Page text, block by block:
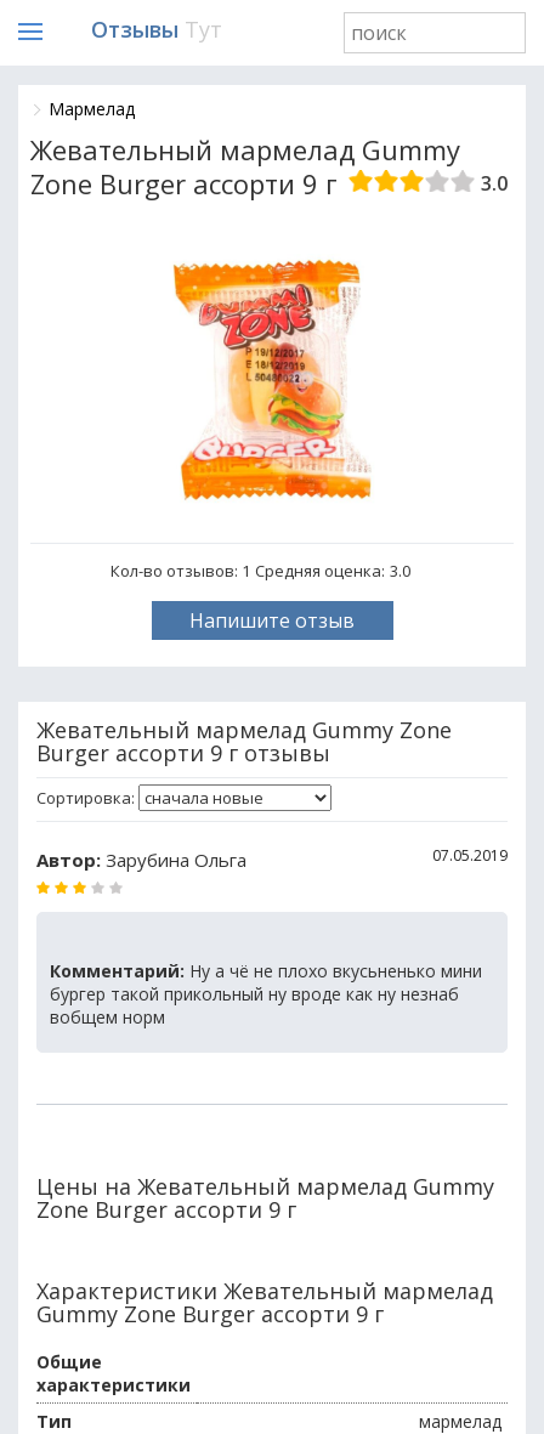
Отзывы Тут
Мармелад
Жевательный мармелад Gummy
Zone Burger ассорти 9 г
3.0
Кол-во отзывов: 1 Средняя оценка: 3.0
Напишите отзыв
Жевательный мармелад Gummy Zone
Burger ассорти 9 г отзывы
Сортировка:
Автор: Зарубина Ольга 07.05.2019
Комментарий: Ну а чё не плохо вкусьненько мини
бургер такой прикольный ну вроде как ну незнаб
вобщем норм
Цены на Жевательный мармелад Gummy
Zone Burger ассорти 9 г
Характеристики Жевательный мармелад
Gummy Zone Burger ассорти 9 г
Общие
характеристики
Тип
мармелад